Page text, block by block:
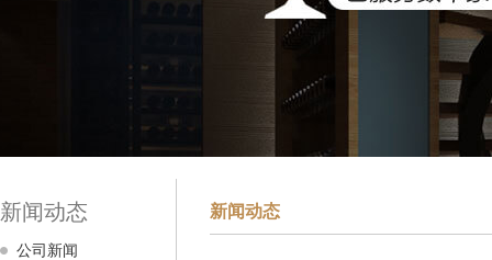
新闻动态
公司新闻
新闻动态